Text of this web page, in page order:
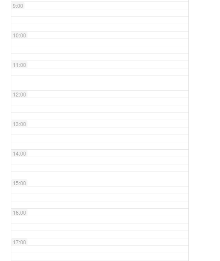
9:00
10:00
11:00
12:00
13:00
14:00
15:00
16:00
17:00